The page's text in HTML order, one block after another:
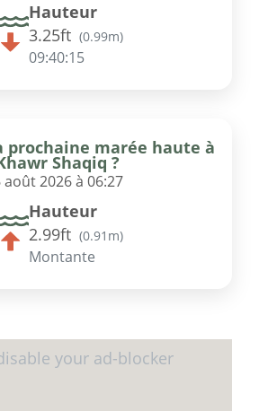
Hauteur
3.25ft (0.99m)
09:40:15
prochaine marée haute à
Shaqiq ?
août 2026 à 06:27
Hauteur
2.99ft (0.91m)
Montante